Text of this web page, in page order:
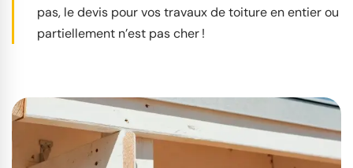
pas, le devis pour vos travaux de toiture en entier ou
partiellement n’est pas cher !